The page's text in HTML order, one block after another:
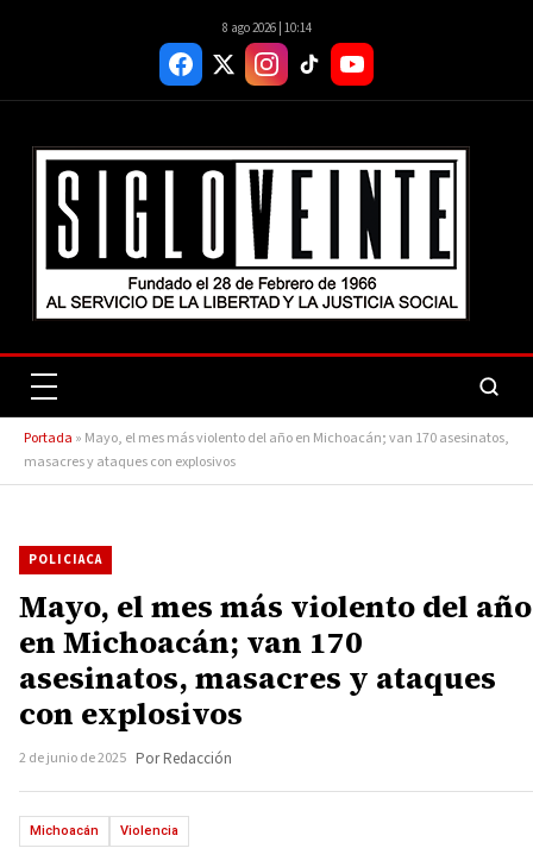
8 ago 2026 | 10:14
Portada » Mayo, el mes más violento del año en Michoacán; van 170 asesinatos,
masacres y ataques con explosivos
POLICIACA
Mayo, el mes más violento del año
en Michoacán; van 170
asesinatos, masacres y ataques
con explosivos
2 de junio de 2025 Por Redacción
Michoacán Violencia